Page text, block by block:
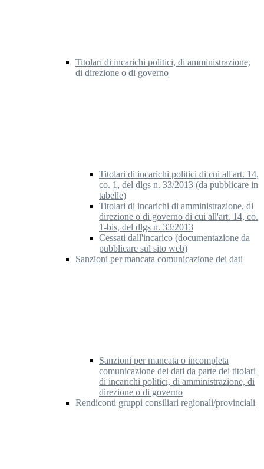
Titolari di incarichi politici, di amministrazione,
di direzione o di governo
Titolari di incarichi politici di cui all'art. 14,
co. 1, del dlgs n. 33/2013 (da pubblicare in
tabelle)
Titolari di incarichi di amministrazione, di
direzione o di governo di cui all'art. 14, co.
1-bis, del dlgs n. 33/2013
Cessati dall'incarico (documentazione da
pubblicare sul sito web)
Sanzioni per mancata comunicazione dei dati
Sanzioni per mancata o incompleta
comunicazione dei dati da parte dei titolari
di incarichi politici, di amministrazione, di
direzione o di governo
Rendiconti gruppi consiliari regionali/provinciali